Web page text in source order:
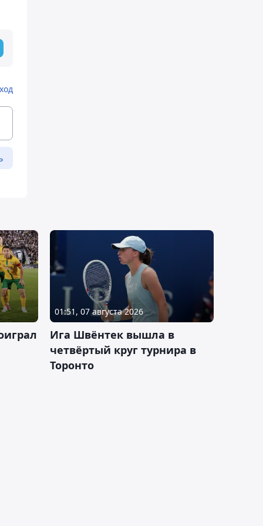
01:51, 07 августа 2026
Ига Швёнтек вышла в
четвёртый круг турнира в
Торонто